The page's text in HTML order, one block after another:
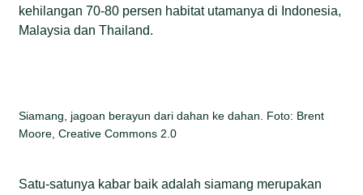
kehilangan 70-80 persen habitat utamanya di Indonesia,
Malaysia dan Thailand.
Siamang, jagoan berayun dari dahan ke dahan. Foto: Brent
Moore, Creative Commons 2.0
Satu-satunya kabar baik adalah siamang merupakan